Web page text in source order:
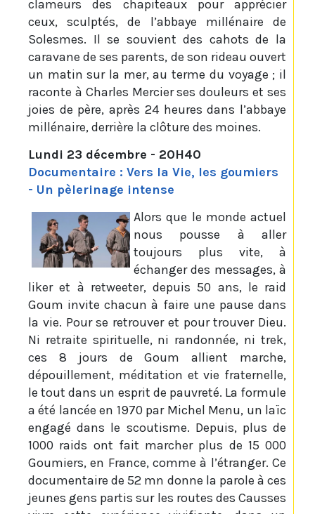
clameurs des chapiteaux pour apprécier
ceux, sculptés, de l’abbaye millénaire de
Solesmes. Il se souvient des cahots de la
caravane de ses parents, de son rideau ouvert
un matin sur la mer, au terme du voyage ; il
raconte à Charles Mercier ses douleurs et ses
joies de père, après 24 heures dans l’abbaye
millénaire, derrière la clôture des moines.
Lundi 23 décembre - 20H40
Documentaire : Vers la Vie, les goumiers
- Un pèlerinage intense
Alors que le monde actuel
nous pousse à aller
toujours plus vite, à
échanger des messages, à
liker et à retweeter, depuis 50 ans, le raid
Goum invite chacun à faire une pause dans
la vie. Pour se retrouver et pour trouver Dieu.
Ni retraite spirituelle, ni randonnée, ni trek,
ces 8 jours de Goum allient marche,
dépouillement, méditation et vie fraternelle,
le tout dans un esprit de pauvreté. La formule
a été lancée en 1970 par Michel Menu, un laïc
engagé dans le scoutisme. Depuis, plus de
1000 raids ont fait marcher plus de 15 000
Goumiers, en France, comme à l’étranger. Ce
documentaire de 52 mn donne la parole à ces
jeunes gens partis sur les routes des Causses